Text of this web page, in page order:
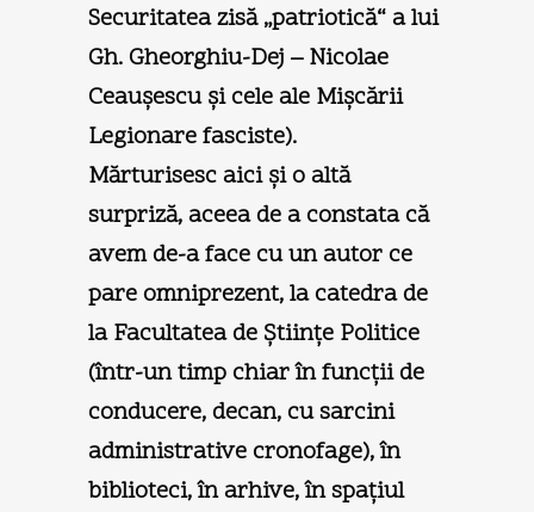
Securitatea zisă „patriotică“ a lui
Gh. Gheorghiu-Dej – Nicolae
Ceauşescu şi cele ale Mişcării
Legionare fasciste).
Mărturisesc aici şi o altă
surpriză, aceea de a constata că
avem de-a face cu un autor ce
pare omniprezent, la catedra de
la Facultatea de Ştiinţe Politice
(într-un timp chiar în funcţii de
conducere, decan, cu sarcini
administrative cronofage), în
biblioteci, în arhive, în spaţiul